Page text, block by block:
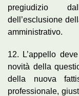
pregiudizio
dell’esclusione
amministrativo.
12. L’appello
novità della
della nuova
professionale,